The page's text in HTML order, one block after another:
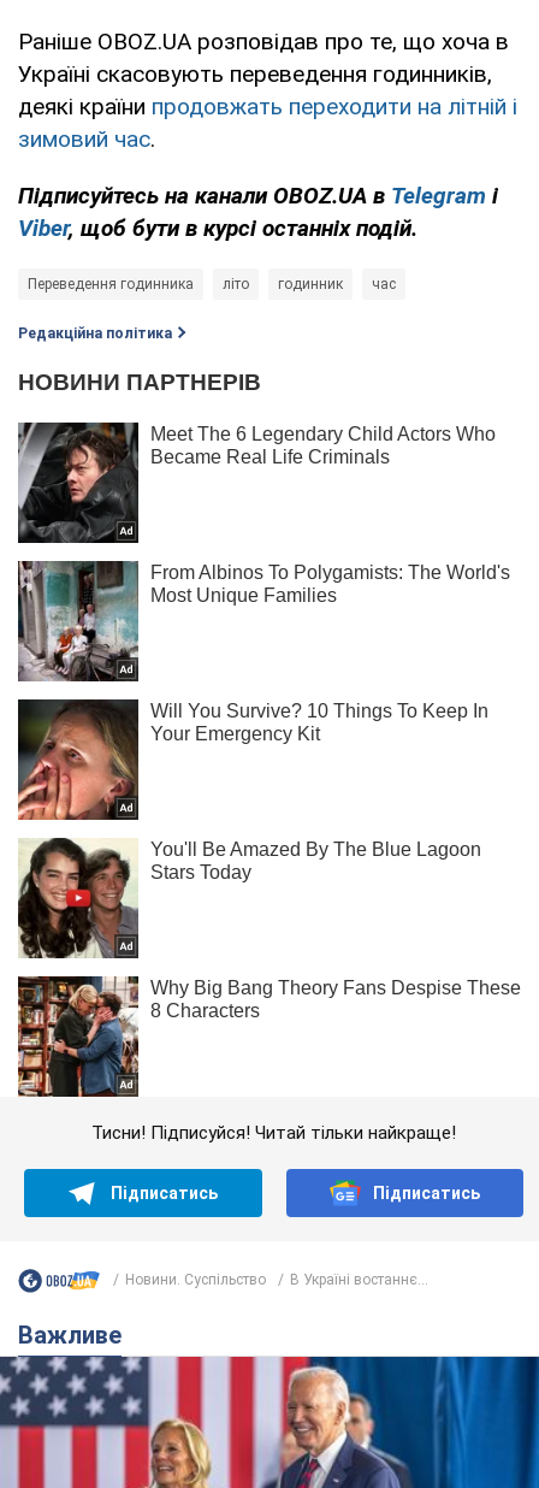
Раніше OBOZ.UA розповідав про те, що хоча в
Україні скасовують переведення годинників,
деякі країни продовжать переходити на літній і
зимовий час.
Підписуйтесь на канали OBOZ.UA в Telegram і
Viber, щоб бути в курсі останніх подій.
Переведення годинника літо годинник час
Редакційна політика
Тисни! Підписуйся! Читай тільки найкраще!
Підписатись Підписатись
Новини. Суспільство В Україні востаннє...
Важливе